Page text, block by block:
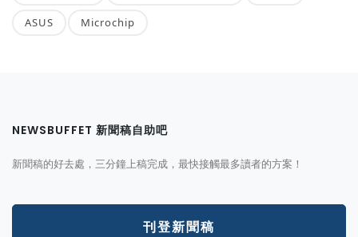
ASUS Microchip
NEWSBUFFET 新聞稿自助吧
新聞稿的好去處，三分鐘上稿完成，最快接觸最多讀者的方案！
刊登新聞稿